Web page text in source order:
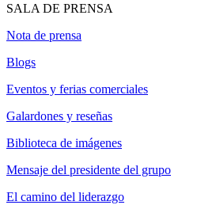
SALA DE PRENSA
Nota de prensa
Blogs
Eventos y ferias comerciales
Galardones y reseñas
Biblioteca de imágenes
Mensaje del presidente del grupo
El camino del liderazgo